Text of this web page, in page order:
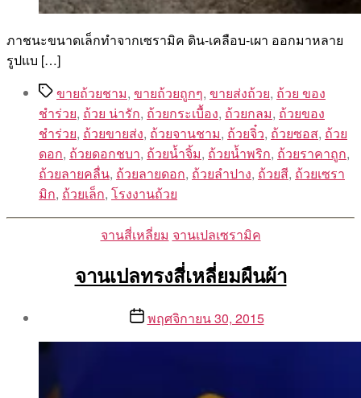
ภาชนะขนาดเล็กทำจากเซรามิค ดิน-เคลือบ-เผา ออกมาหลาย
รูปแบ […]
Tagsขายถ้วยชาม, ขายถ้วยถูกๆ, ขายส่งถ้วย, ถ้วย ของ
ชำร่วย, ถ้วย น่ารัก, ถ้วยกระเบื้อง, ถ้วยกลม, ถ้วยของ
ชำร่วย, ถ้วยขายส่ง, ถ้วยจานชาม, ถ้วยจิ๋ว, ถ้วยซอส, ถ้วย
ดอก, ถ้วยดอกชบา, ถ้วยน้ำจิ้ม, ถ้วยน้ำพริก, ถ้วยราคาถูก,
ถ้วยลายคลื่น, ถ้วยลายดอก, ถ้วยลำปาง, ถ้วยสี, ถ้วยเซรา
มิก, ถ้วยเล็ก, โรงงานถ้วย
Categories
จานสี่เหลี่ยม จานเปลเซรามิค
จานเปลทรงสี่เหลี่ยมผืนผ้า
By
Aea
Postพฤศจิกายน 30, 2015